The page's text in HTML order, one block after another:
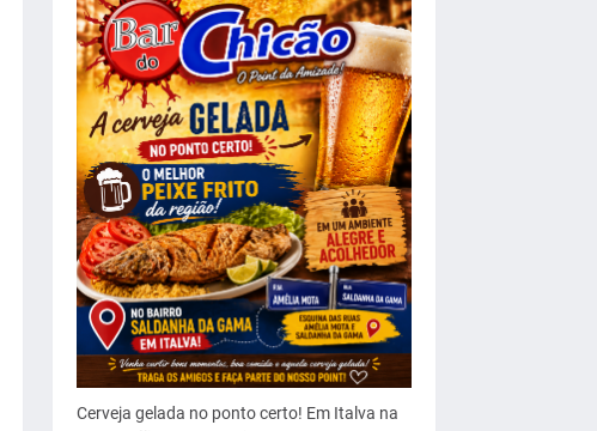
Cerveja gelada no ponto certo! Em Italva na